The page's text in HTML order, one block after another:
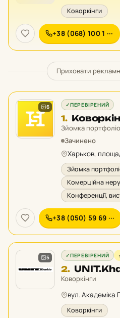
Коворкінги
+38 (068) 100 1 ···
Приховати
6 ✓ПЕРЕВІРЕНИЙ
1. Місце
1
у
Зйомка портфоліо
Зачинено
Харьков,
Зйомка
Комерційна
Конференції,
+38 (050) 59 69 ···
5 ✓ПЕРЕВІРЕНИЙ
2. Місце
2
Коворкінги
вул. Академіка
Коворкінги